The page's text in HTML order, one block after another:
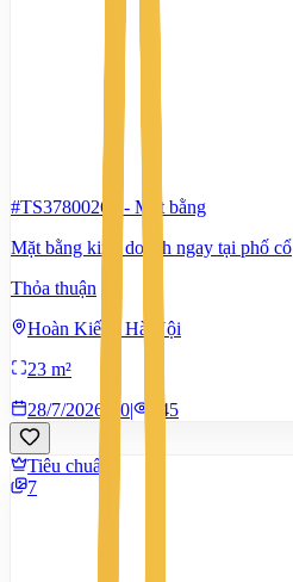
#TS37800265 - Mặt bằng
Mặt bằng kinh doanh ngay tại phố cổ
Thỏa thuận
Hoàn Kiếm, Hà Nội
23 m²
28/7/2026
0| 545
Tiêu chuẩn
7